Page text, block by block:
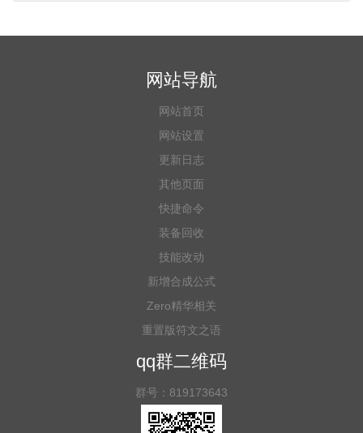
网站导航
网站首页
网站设置
更新日志
其他页面
快捷命令
装备回收
技能改动
新增合成公式
Zero精华相关
重置版符文之语
qq群二维码
群号：819173643